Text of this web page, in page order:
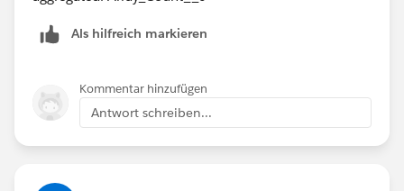
Als hilfreich markieren
Kommentar hinzufügen
Antwort schreiben...